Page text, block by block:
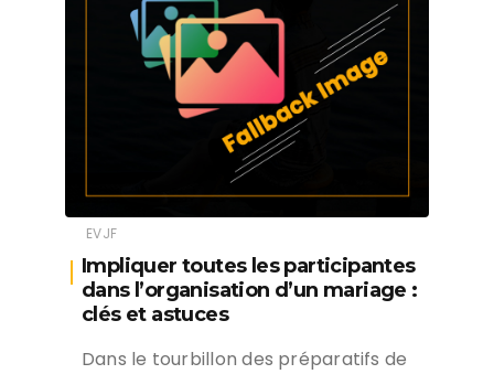
EVJF
Impliquer toutes les participantes
dans l’organisation d’un mariage :
clés et astuces
Dans le tourbillon des préparatifs de